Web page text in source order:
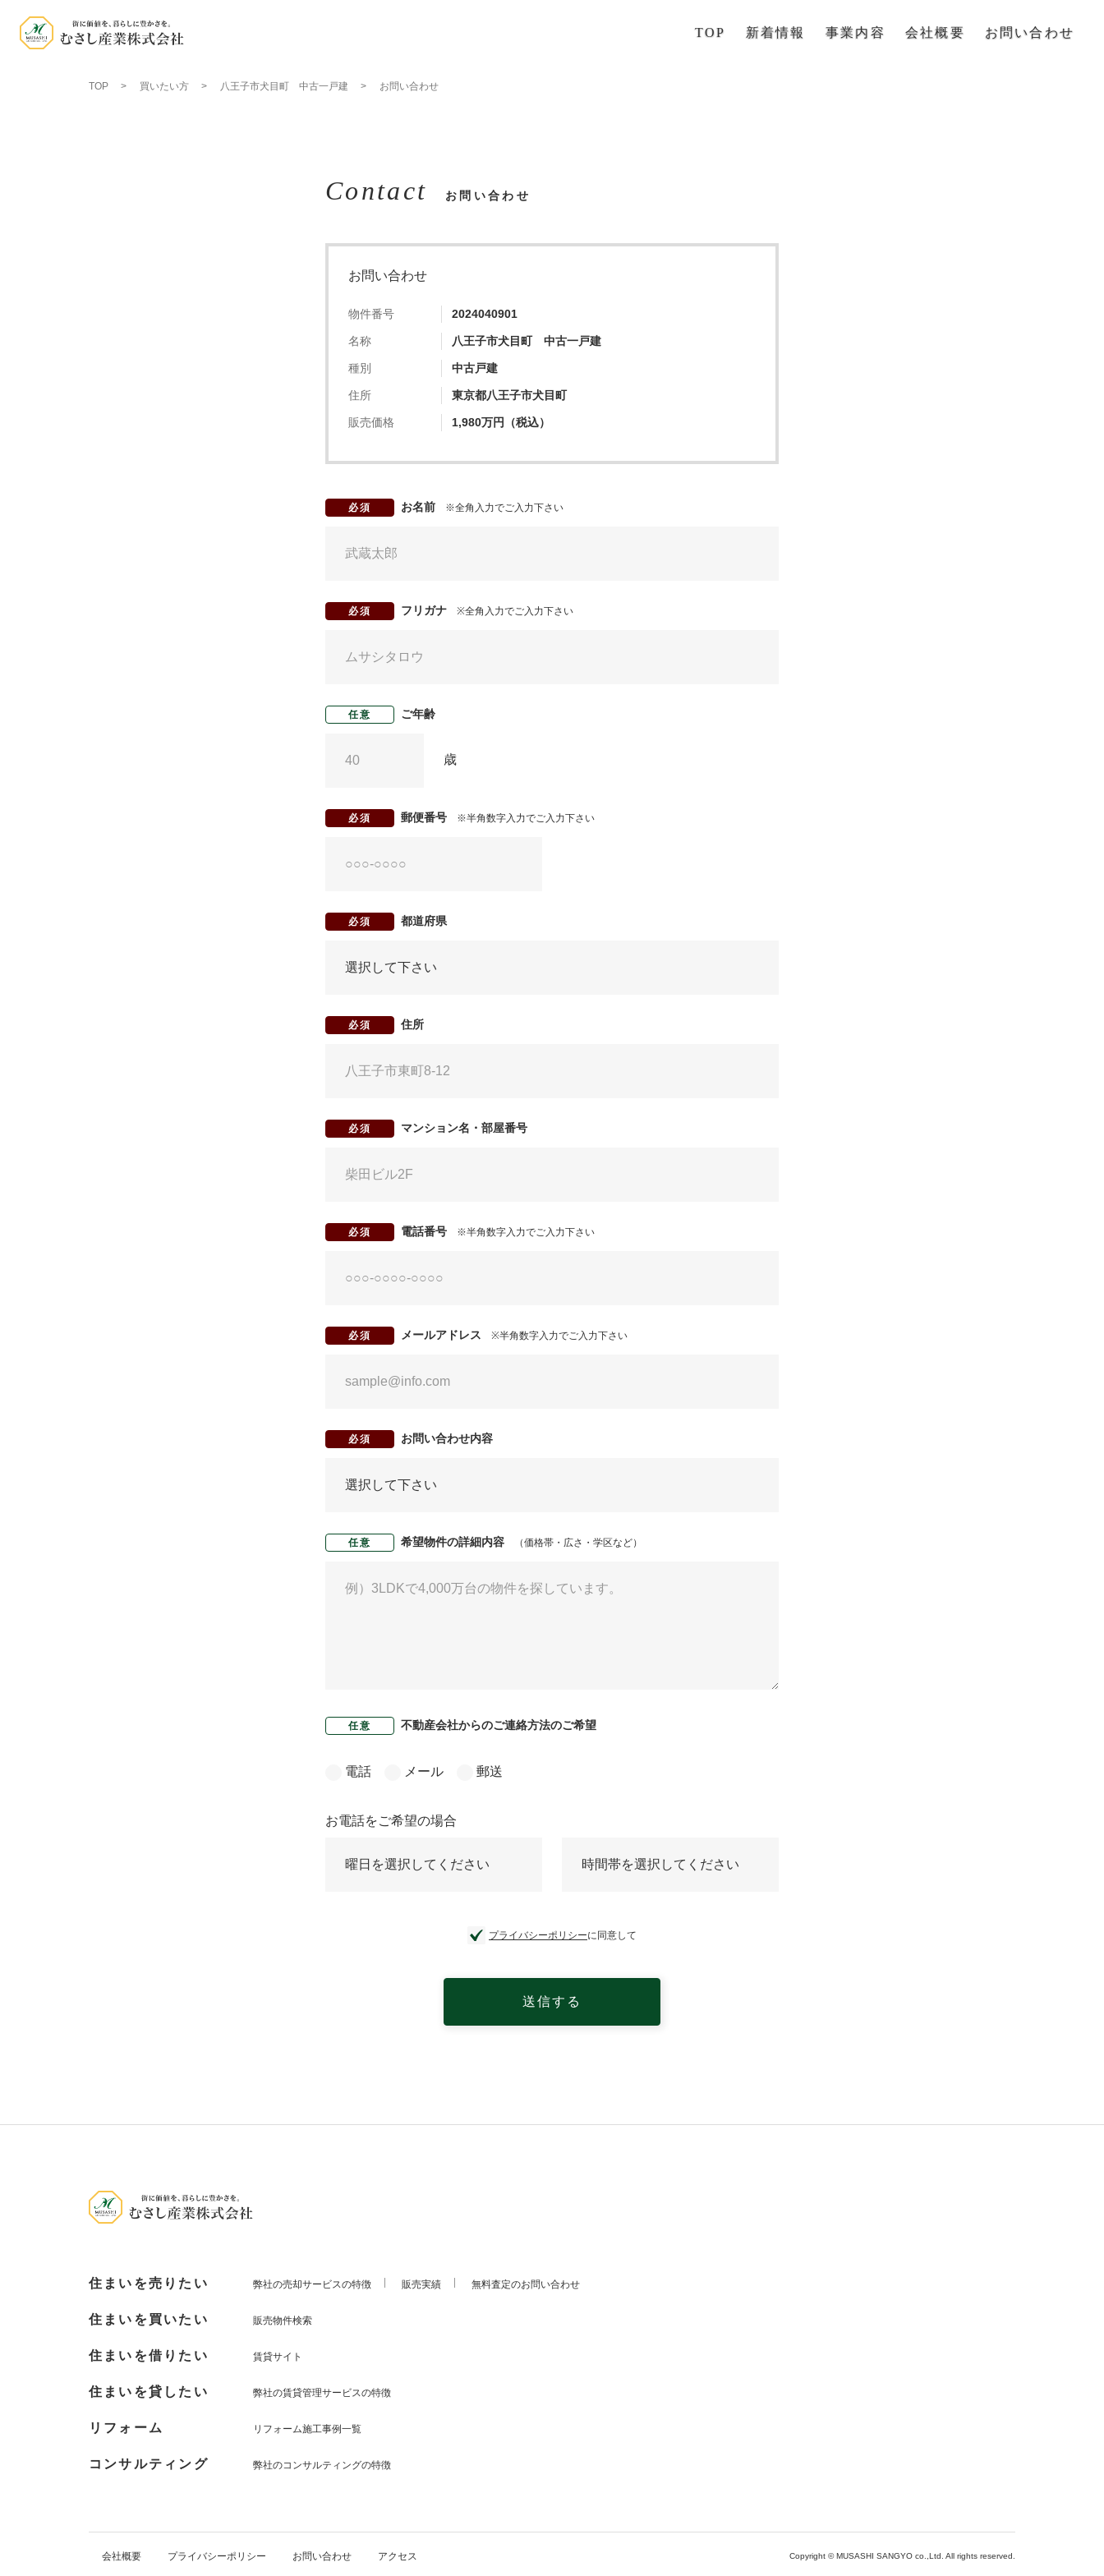
TOP 新着情報 事業内容 会社概要 お問い合わせ
TOP 買いたい方 八王子市犬目町 中古一戸建 お問い合わせ
Contact お問い合わせ
お問い合わせ
物件番号 2024040901
名称 八王子市犬目町 中古一戸建
種別 中古戸建
住所 東京都八王子市犬目町
販売価格 1,980万円（税込）
必須 お名前 ※全角入力でご入力下さい
必須 フリガナ ※全角入力でご入力下さい
任意 ご年齢
歳
必須 郵便番号 ※半角数字入力でご入力下さい
必須 都道府県
必須 住所
必須 マンション名・部屋番号
必須 電話番号 ※半角数字入力でご入力下さい
必須 メールアドレス ※半角数字入力でご入力下さい
必須 お問い合わせ内容
任意 希望物件の詳細内容 （価格帯・広さ・学区など）
任意 不動産会社からのご連絡方法のご希望
電話 メール 郵送
お電話をご希望の場合
プライバシーポリシーに同意して
送信する
住まいを売りたい 弊社の売却サービスの特徴 販売実績 無料査定のお問い合わせ
住まいを買いたい 販売物件検索
住まいを借りたい 賃貸サイト
住まいを貸したい 弊社の賃貸管理サービスの特徴
リフォーム リフォーム施工事例一覧
コンサルティング 弊社のコンサルティングの特徴
会社概要 プライバシーポリシー お問い合わせ アクセス Copyright © MUSASHI SANGYO co.,Ltd. All rights reserved.